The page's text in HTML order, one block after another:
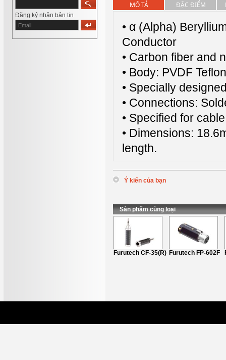
Đăng ký nhận bản tin
MÔ TẢ ĐẶC ĐIỂM
• α (Alpha)
Conductor
• Carbon fiber and
• Body: PVDF
• Specially
• Connections:
• Specified for
• Dimensions:
length.
Ý kiến của bạn
* Nội dung:
Sản phẩm cùng loại
Furutech CF-35(R) Furutech FP-602F